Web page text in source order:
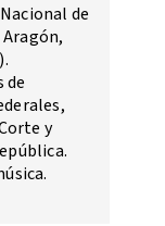
de
de
y